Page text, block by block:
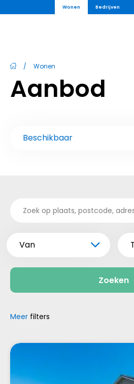
Wonen Bedrijven
/ Wonen
Aanbod
Beschikbaar
Van
Zoeken
Meer filters